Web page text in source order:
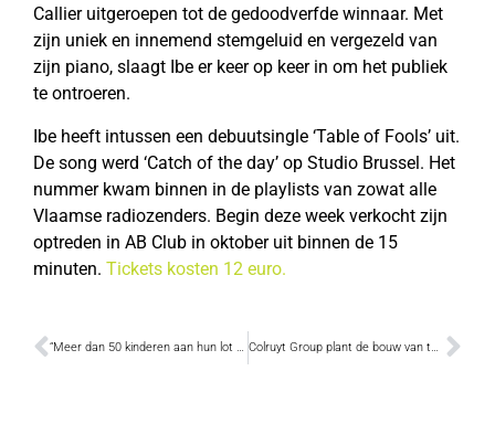
Callier uitgeroepen tot de gedoodverfde winnaar. Met
zijn uniek en innemend stemgeluid en vergezeld van
zijn piano, slaagt Ibe er keer op keer in om het publiek
te ontroeren.
Ibe heeft intussen een debuutsingle ‘Table of Fools’ uit.
De song werd ‘Catch of the day’ op Studio Brussel. Het
nummer kwam binnen in de playlists van zowat alle
Vlaamse radiozenders. Begin deze week verkocht zijn
optreden in AB Club in oktober uit binnen de 15
minuten. Tickets kosten 12 euro.
“Meer dan 50 kinderen aan hun lot worden overgelaten” Colruyt Group plant de bouw van twee windturbines in Grembergen